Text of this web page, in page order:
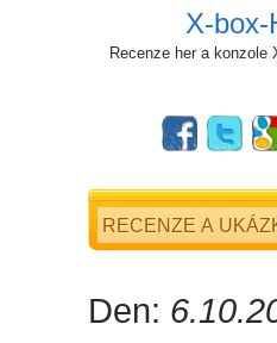
X-box-
Recenze her a konzole
Den: